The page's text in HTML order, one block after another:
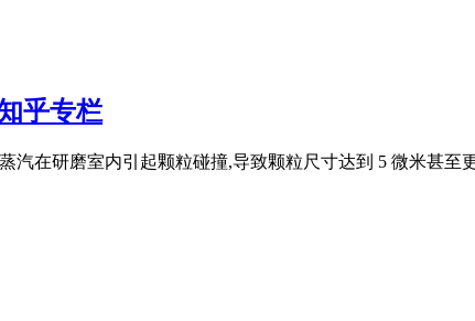
乎专栏
汽在研磨室内引起颗粒碰撞,导致颗粒尺寸达到 5 微米甚